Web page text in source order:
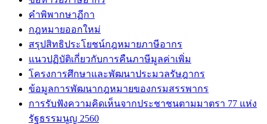
คำพิพากษาฏีกา
กฎหมายออกใหม่
สรุปสิทธิประโยชน์กฎหมายภาษีอากร
แนวปฏิบัติเกี่ยวกับการคืนภาษีมูลค่าเพิ่ม
โครงการศึกษาและพัฒนาประมวลรัษฎากร
ข้อมูลการพัฒนากฎหมายของกรมสรรพากร
การรับฟังความคิดเห็นจากประชาชนตามมาตรา 77 แห่ง
รัฐธรรมนูญ 2560